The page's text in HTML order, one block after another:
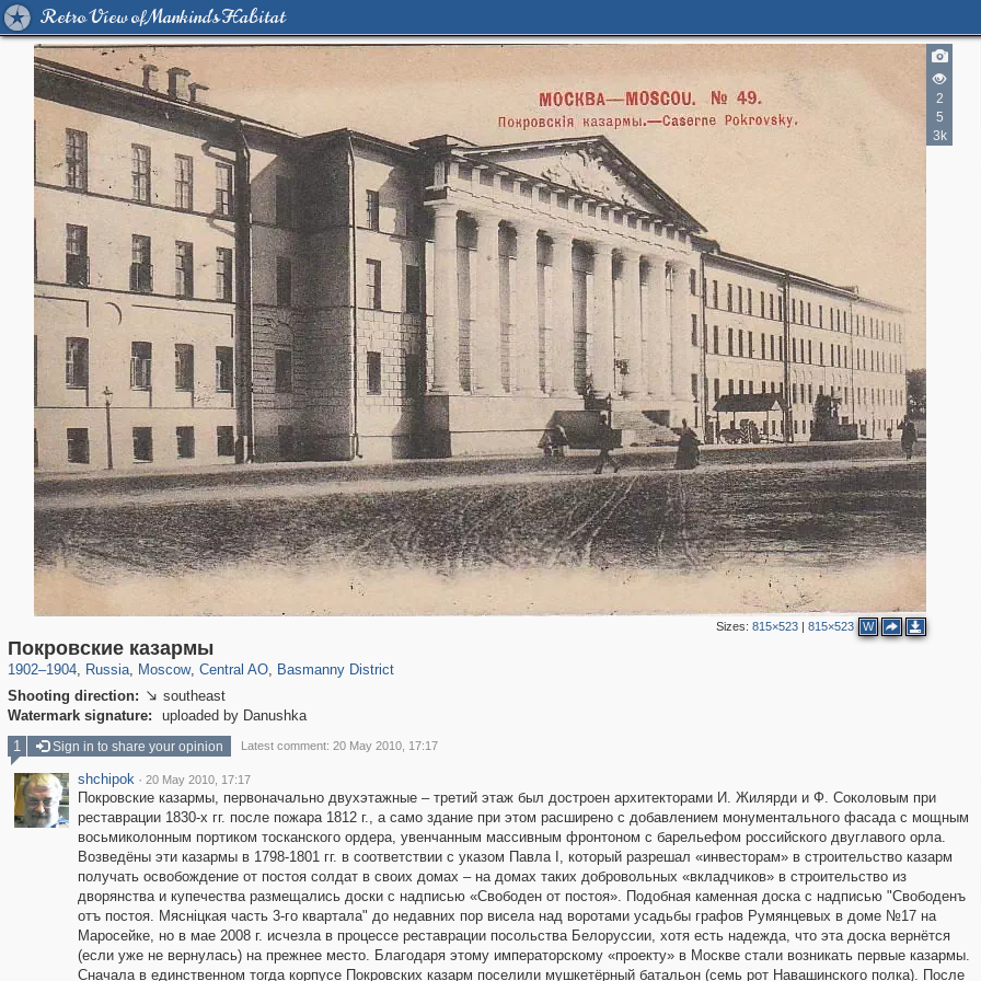
Retro View of Mankind's Habitat
2
5
3k
Sizes:815×523 |815×523 W
Покровские казармы
1902–1904, Russia
1,406,837 29,243
, Moscow
319,861 8,286
, Central AO
160,009
, Basmanny District
Shooting direction:  southeast
Watermark signature:
uploaded by Danushka
4
1 Sign in to share your opinion Latest comment: 20 May 2010, 17:17
shchipok · 20 May 2010, 17:17
Покровские казармы, первоначально двухэтажные – третий этаж был достроен архитекторами И. Жилярди и Ф. Соколовым при
реставрации 1830-х гг. после пожара 1812 г., а само здание при этом расширено с добавлением монументального фасада с мощным
восьмиколонным портиком тосканского ордера, увенчанным массивным фронтоном с барельефом российского двуглавого орла.
Возведёны эти казармы в 1798-1801 гг. в соответствии с указом Павла I, который разрешал «инвесторам» в строительство казарм
получать освобождение от постоя солдат в своих домах – на домах таких добровольных «вкладчиков» в строительство из
дворянства и купечества размещались доски с надписью «Свободен от постоя». Подобная каменная доска с надписью "Свободенъ
отъ постоя. Мясніцкая часть 3-го квартала" до недавних пор висела над воротами усадьбы графов Румянцевых в доме №17 на
Маросейке, но в мае 2008 г. исчезла в процессе реставрации посольства Белоруссии, хотя есть надежда, что эта доска вернётся
(если уже не вернулась) на прежнее место. Благодаря этому императорскому «проекту» в Москве стали возникать первые казармы.
Сначала в единственном тогда корпусе Покровских казарм поселили мушкетёрный батальон (семь рот Навашинского полка). После